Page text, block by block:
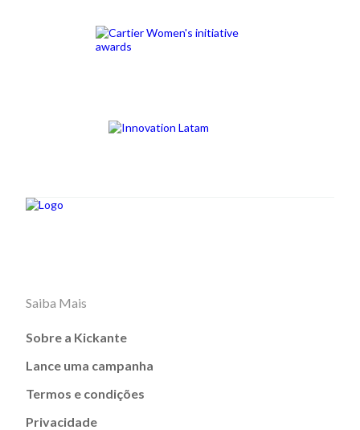
Saiba Mais
Sobre a Kickante
Lance uma campanha
Termos e condições
Privacidade